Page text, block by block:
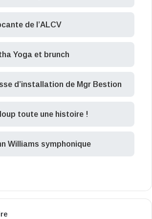
de l’ALCV
Yoga et brunch
d’installation de Mgr Bestion
toute une histoire !
Williams symphonique